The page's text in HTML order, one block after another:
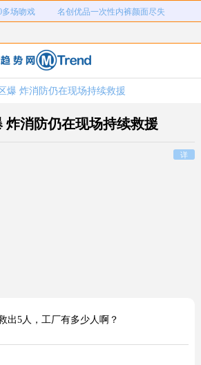
多场吻戏 名创优品一次性内裤颜面尽失
元
化碳中毒 国企拖欠3700万致市政工程停工
器 直播自杀日本女网红已身亡
爆 炸消防仍在现场持续救援
炸消防仍在现场持续救援
详
出5人，工厂有多少人啊？